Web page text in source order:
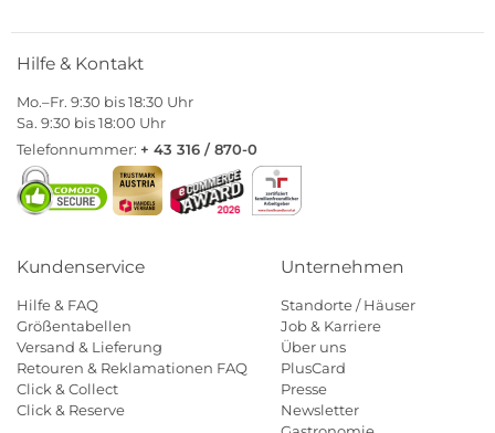
Hilfe & Kontakt
Mo.–Fr. 9:30 bis 18:30 Uhr
Sa. 9:30 bis 18:00 Uhr
Telefonnummer: + 43 316 / 870-0
Kundenservice
Hilfe & FAQ
Größentabellen
Versand & Lieferung
Retouren & Reklamationen FAQ
Click & Collect
Click & Reserve
Unternehmen
Standorte / Häuser
Job & Karriere
Über uns
PlusCard
Presse
Newsletter